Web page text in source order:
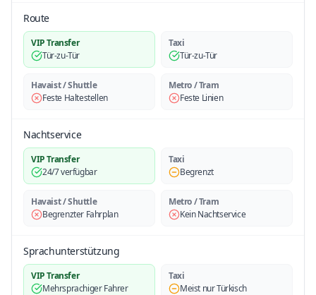
Route
VIP Transfer
Tür-zu-Tür
Taxi
Tür-zu-Tür
Havaist / Shuttle
Feste Haltestellen
Metro / Tram
Feste Linien
Nachtservice
VIP Transfer
24/7 verfügbar
Taxi
Begrenzt
Havaist / Shuttle
Begrenzter Fahrplan
Metro / Tram
Kein Nachtservice
Sprachunterstützung
VIP Transfer
Mehrsprachiger Fahrer
Taxi
Meist nur Türkisch